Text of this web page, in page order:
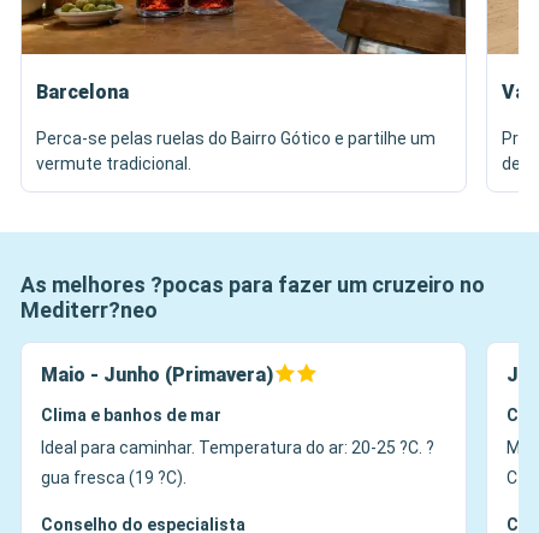
Barcelona
Perca-se pelas ruelas do Bairro Gótico e partilhe um
vermute tradicional.
de
As melhores ?pocas para fazer um cruzeiro no
Mediterr?neo
Maio - Junho (Primavera)
Clima e banhos de mar
Ideal para caminhar. Temperatura do ar: 20-25 ?C. ?
gua fresca (19 ?C).
Conselho do especialista
C+.